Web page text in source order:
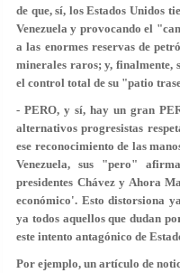
de que, sí, los Estados Unidos
Venezuela y provocando el
a las enormes reservas de
minerales raros; y, finalmente,
el control total de su "patio
- PERO, y sí, hay un gran
alternativos progresistas
ese reconocimiento de las
Venezuela, sus "pero"
presidentes Chávez y Ahora
económico'. Esto distorsiona
ya todos aquellos que dudan
este intento antagónico de
Por ejemplo, un artículo de